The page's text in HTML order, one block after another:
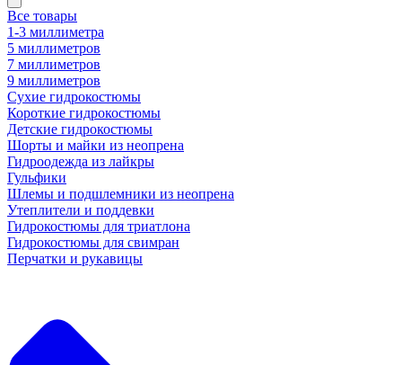
Все товары
1-3 миллиметра
5 миллиметров
7 миллиметров
9 миллиметров
Сухие гидрокостюмы
Короткие гидрокостюмы
Детские гидрокостюмы
Шорты и майки из неопрена
Гидроодежда из лайкры
Гульфики
Шлемы и подшлемники из неопрена
Утеплители и поддевки
Гидрокостюмы для триатлона
Гидрокостюмы для свимран
Перчатки и рукавицы